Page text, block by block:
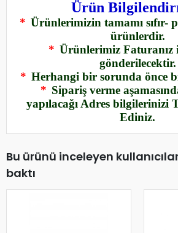
Ürün
* Ürünlerimizin tamamı sıfır-
ürünlerdir.
* Ürünlerimiz Faturanız
gönderilecektir.
* Herhangi bir sorunda önce
* Sipariş verme
yapılacağı Adres bilgilerinizi
Ediniz.
Bu ürünü inceleyen
baktı